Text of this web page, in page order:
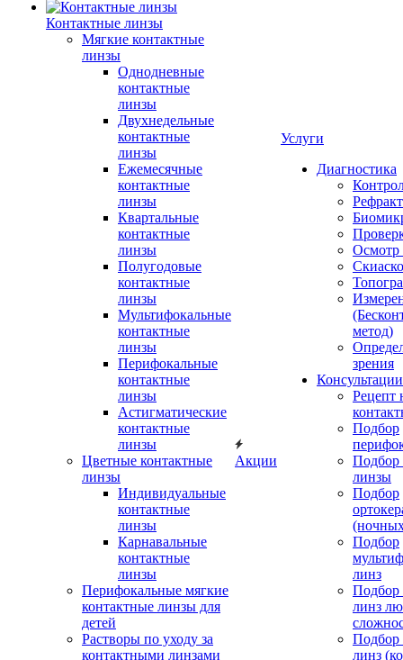
Контактные линзы
Мягкие контактные
линзы
Однодневные
контактные
линзы
Двухнедельные
контактные
линзы
Ежемесячные
контактные
линзы
Квартальные
контактные
линзы
Полугодовые
контактные
линзы
Мультифокальные
контактные
линзы
Перифокальные
контактные
линзы
Астигматические
контактные
линзы
Цветные контактные
линзы
Индивидуальные
контактные
линзы
Карнавальные
контактные
линзы
Перифокальные мягкие
контактные линзы для
детей
Растворы по уходу за
контактными линзами
Акции
Услуги
Диагностика
Осмотр
метод)
зрения
Рецепт
Подбор
Подбор
линзы
Подбор
Подбор
линз
Подбор
линз
Подбор
линз